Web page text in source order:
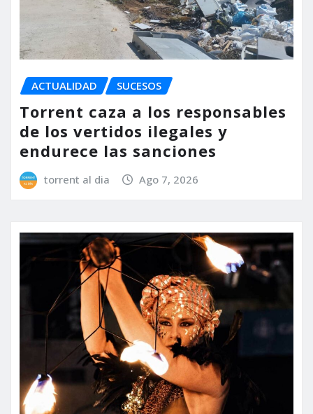
ACTUALIDAD SUCESOS
Torrent caza a los responsables
de los vertidos ilegales y
endurece las sanciones
torrent al dia Ago 7, 2026